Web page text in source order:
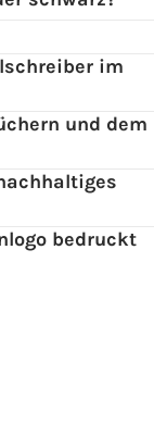
im
und dem
bedruckt